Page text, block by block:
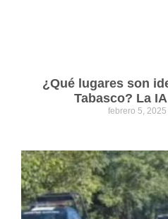
¿Qué lugares son
Tabasco? La
febrero 5, 2025